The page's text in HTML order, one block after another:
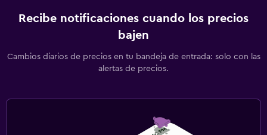
Recibe notificaciones cuando los precios
bajen
Cambios diarios de precios en tu bandeja de entrada: solo con las
alertas de precios.